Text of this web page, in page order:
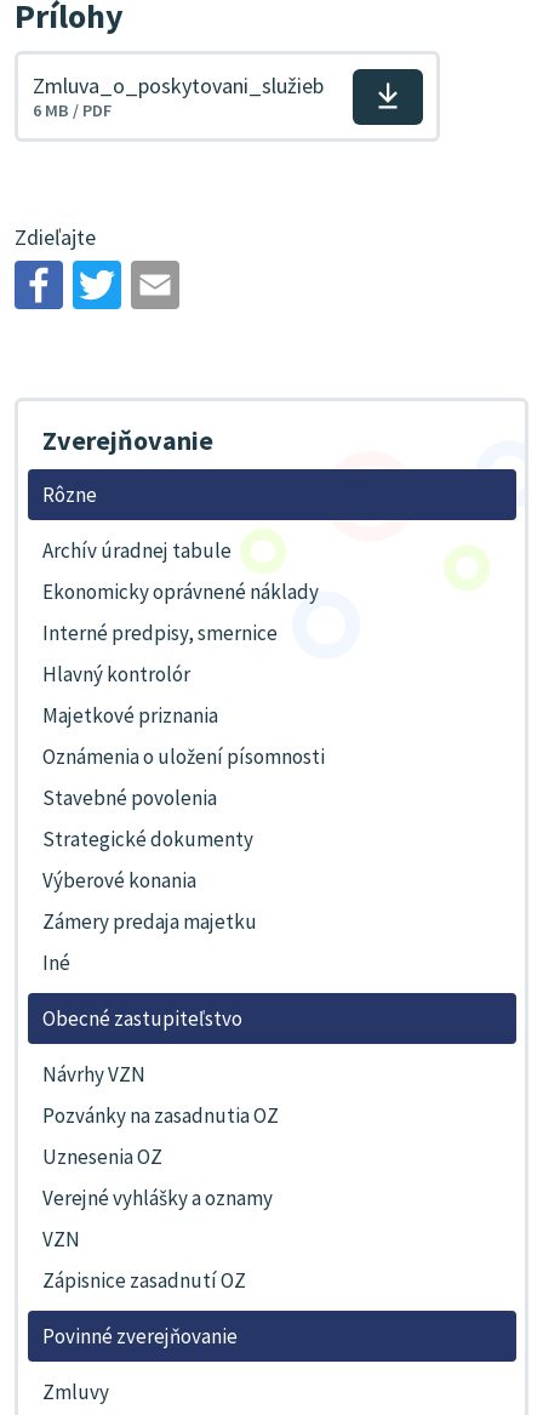
Prílohy
Stiahnuť
Zmluva_o_poskytovani_služieb
6 MB / PDF
Zdieľajte
Zverejňovanie
Rôzne
Archív úradnej tabule
Ekonomicky oprávnené náklady
Interné predpisy, smernice
Hlavný kontrolór
Majetkové priznania
Oznámenia o uložení písomnosti
Stavebné povolenia
Strategické dokumenty
Výberové konania
Zámery predaja majetku
Iné
Obecné zastupiteľstvo
Návrhy VZN
Pozvánky na zasadnutia OZ
Uznesenia OZ
Verejné vyhlášky a oznamy
VZN
Zápisnice zasadnutí OZ
Povinné zverejňovanie
Zmluvy